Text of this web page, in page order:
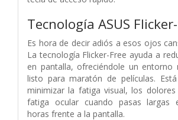
Tecnología ASUS
Es hora de decir adiós a esos ojos
La tecnología Flicker-Free ayuda a
en pantalla, ofreciéndole un
listo para maratón de películas.
minimizar la fatiga visual, los
fatiga ocular cuando pasas largas
horas frente a la pantalla.